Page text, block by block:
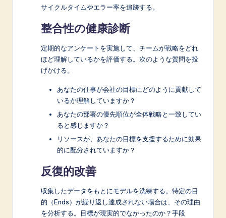
サイクルタイムやエラー率を追跡する。
整合性の健康診断
定期的なアンケートを実施して、チームが戦略をどれ
ほど理解しているかを評価する。次のような質問を投
げかける。
あなたの仕事が会社の目標にどのように貢献して
いるか理解していますか？
あなたの部署の優先順位が全体戦略と一致してい
ると感じますか？
リソースが、あなたの目標を支援するために効果
的に配分されていますか？
反復的改善
収集したデータをもとにモデルを洗練する。特定の目
的（Ends）が繰り返し達成されない場合は、その理由
を分析する。目標が現実的でなかったのか？手段